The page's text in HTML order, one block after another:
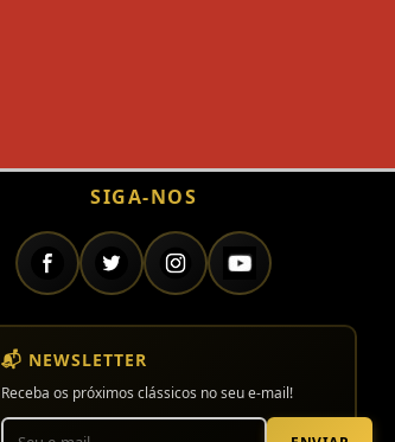
SIGA-NOS
📬 NEWSLETTER
Receba os próximos clássicos no seu e-mail!